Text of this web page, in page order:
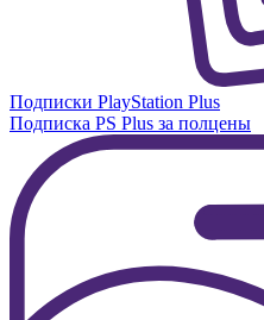
Подписки PlayStation Plus
Подписка PS Plus за полцены